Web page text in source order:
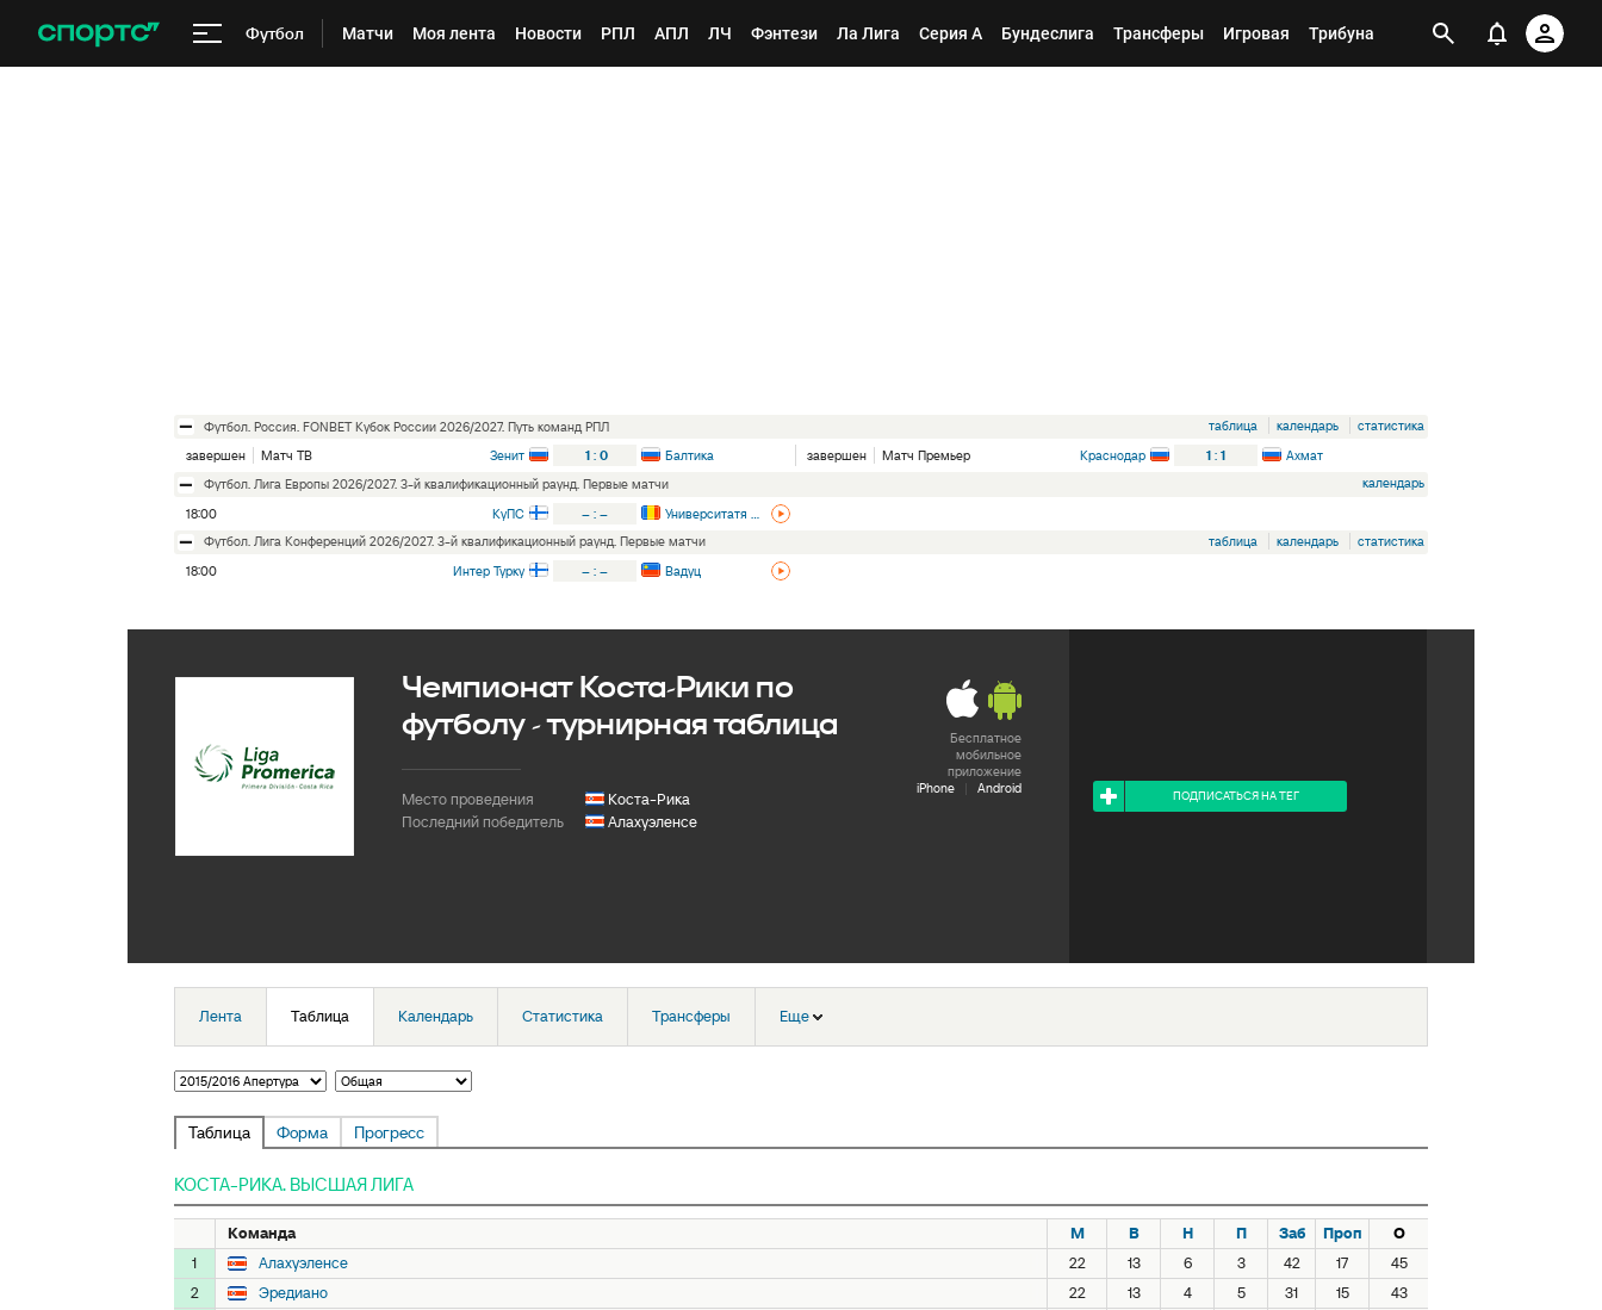
Футбол Матчи Моя лента Новости РПЛ АПЛ ЛЧ Фэнтези Ла Лига Серия А Бундеслига Трансферы Игровая Трибуна
футбол. Россия. FONBET Кубок России 2026/2027. Путь команд РПЛ таблица календарь
статистика
завершен
Матч ТВ Зенит 1 : 0 Балтика завершен Матч Премьер Краснодар 1 : 1
Ахмат
футбол. Лига Европы 2026/2027. 3-й квалификационный раунд. Первые матчи
календарь
18:00
КуПС – : –
футбол. Лига Конференций 2026/2027. 3-й квалификационный раунд. Первые матчи
таблица календарь
статистика
18:00
Интер Турку – : – Вадуц
Бесплатное
мобильное
приложение
iPhone
| Android
Чемпионат Коста-Рики по
футболу - турнирная таблица
Место проведения
Коста-Рика
Последний победитель
Алахуэленсе
ПОДПИСАТЬСЯ НА ТЕГ
Лента Таблица Календарь Статистика Трансферы Еще
Таблица Форма Прогресс
КОСТА-РИКА. ВЫСШАЯ ЛИГА
Команда М В Н П Заб Проп
О
1
Алахуэленсе 22 13 6 3 42 17
45
2
Эредиано 22 13 4 5 31 15
43